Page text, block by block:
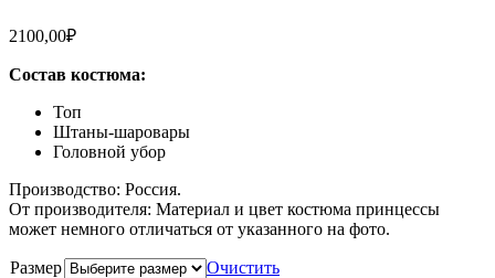
2100,00₽
Состав костюма:
Топ
Штаны-шаровары
Головной убор
Производство: Россия.
От производителя: Материал и цвет костюма принцессы
может немного отличаться от указанного на фото.
Размер
Очистить